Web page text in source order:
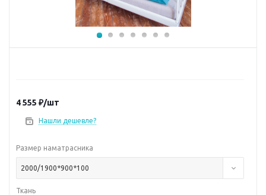
4 555 ₽/шт
Нашли дешевле?
Размер наматрасника
2000/1900*900*100
Ткань